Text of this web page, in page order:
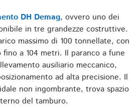
DH Demag, ovvero uno dei
in tre grandezze costruttive.
massimo di 100 tonnellate, con
fino a 104 metri. Il paranco a fune
ausiliario meccanico,
ad alta precisione. Il
non ingombrante, trova spazio
del tamburo.